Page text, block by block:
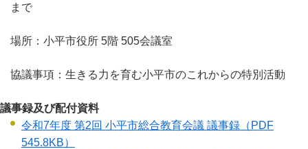
まで
場所：小平市役所 5階 505会議室
協議事項：生きる力を育む小平市のこれからの特別活動
議事録及び配付資料
令和7年度 第2回 小平市総合教育会議 議事録 （PDF
545.8KB）